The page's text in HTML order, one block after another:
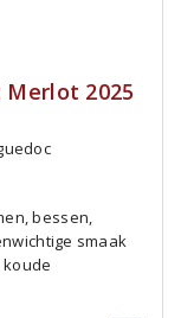
Merlot 2025
bessen,
smaak